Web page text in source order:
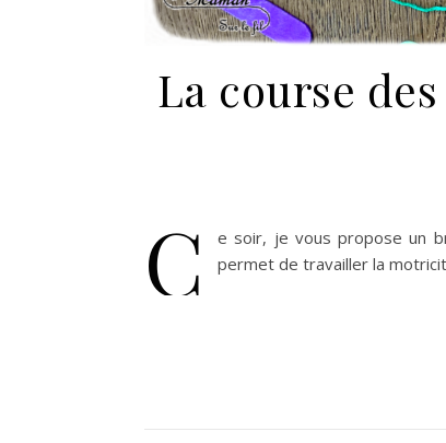
La course
C
e soir, je vous propose un
permet de travailler la